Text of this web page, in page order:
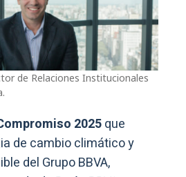
de Relaciones Institucionales
2025que
de cambio climático y
del Grupo BBVA,